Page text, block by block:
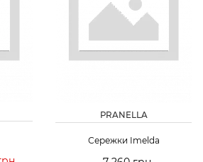
PRANELLA
Сережки Imelda